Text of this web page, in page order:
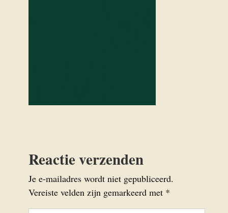
Reactie verzenden
Je e-mailadres wordt niet gepubliceerd.
Vereiste velden zijn gemarkeerd met *